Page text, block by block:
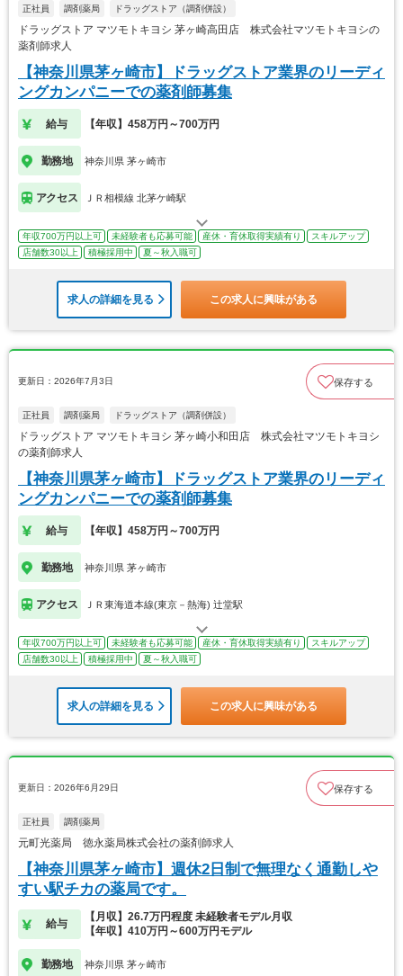
正社員 調剤薬局 ドラッグストア（調剤併設）
ドラッグストア マツモトキヨシ 茅ヶ崎高田店 株式会社マツモトキヨシの
薬剤師求人
【神奈川県茅ヶ崎市】ドラッグストア業界のリーディ
ングカンパニーでの薬剤師募集
給与 【年収】458万円～700万円
勤務地 神奈川県 茅ヶ崎市
アクセス ＪＲ相模線 北茅ケ崎駅
年収700万円以上可 未経験者も応募可能 産休・育休取得実績有り
スキルアップ
店舗数30以上
積極採用中 夏～秋入職可
求人の詳細を見る この求人に興味がある
更新日：2026年7月3日 保存する
正社員 調剤薬局 ドラッグストア（調剤併設）
ドラッグストア マツモトキヨシ 茅ヶ崎小和田店 株式会社マツモトキヨシ
の薬剤師求人
【神奈川県茅ヶ崎市】ドラッグストア業界のリーディ
ングカンパニーでの薬剤師募集
給与 【年収】458万円～700万円
勤務地 神奈川県 茅ヶ崎市
アクセス ＪＲ東海道本線(東京－熱海) 辻堂駅
年収700万円以上可 未経験者も応募可能 産休・育休取得実績有り
スキルアップ
店舗数30以上
積極採用中 夏～秋入職可
求人の詳細を見る この求人に興味がある
更新日：2026年6月29日 保存する
正社員 調剤薬局
元町光薬局 徳永薬局株式会社の薬剤師求人
【神奈川県茅ヶ崎市】週休2日制で無理なく通勤しや
すい駅チカの薬局です。
給与
【月収】26.7万円程度 未経験者モデル月収
【年収】410万円～600万円モデル
勤務地 神奈川県 茅ヶ崎市